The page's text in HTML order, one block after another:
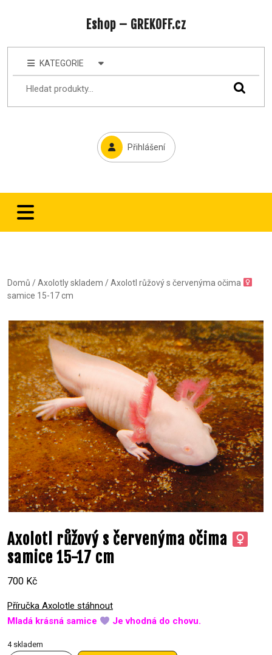
Eshop – GREKOFF.cz
KATEGORIE
Přihlášení
Domů /Axolotly skladem / Axolotl růžový s červenýma očima
samice 15-17 cm
Axolotl růžový s červenýma očima
samice 15-17 cm
700 Kč
Příručka Axolotle stáhnout
Mladá krásná samice Je vhodná do chovu.
4 skladem